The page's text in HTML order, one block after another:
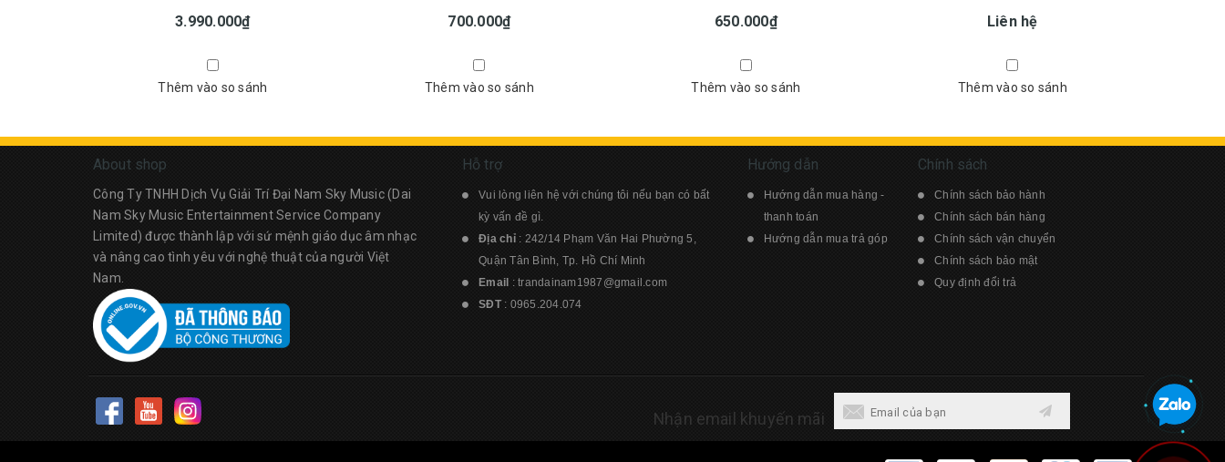
3.990.000₫
Thêm vào so sánh
700.000₫
Thêm vào so sánh
650.000₫
Thêm vào so sánh
Liên hệ
Thêm vào so sánh
About shop
Công Ty TNHH Dịch Vụ Giải Trí Đại Nam Sky Music (Dai
Nam Sky Music Entertainment Service Company
Limited) được thành lập với sứ mệnh giáo dục âm nhạc
và nâng cao tình yêu với nghệ thuật của người Việt
Nam.
Hỗ trợ
Vui lòng liên hệ với chúng tôi nếu bạn có bất
kỳ vấn đề gì.
Địa chỉ : 242/14 Phạm Văn Hai Phường 5,
Quận Tân Bình, Tp. Hồ Chí Minh
Email : trandainam1987@gmail.com
SĐT : 0965.204.074
Hướng dẫn
Hướng dẫn mua hàng -
thanh toán
Hướng dẫn mua trả góp
Chính sách
Chính sách bảo hành
Chính sách bán hàng
Chính sách vận chuyển
Chính sách bảo mật
Quy định đổi trả
Nhận email khuyến mãi